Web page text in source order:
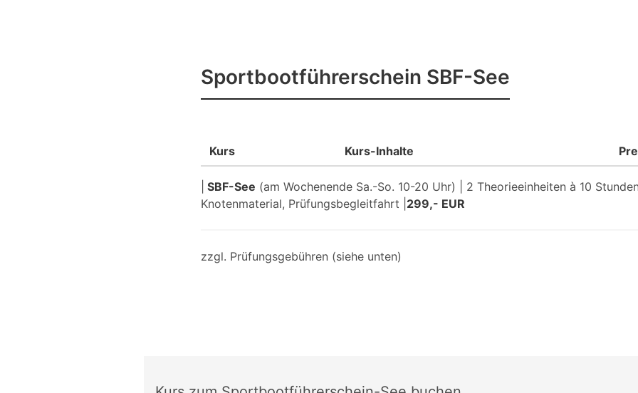
Sportbootführerschein SBF-See
Kurs Kurs-Inhalte
SBF-See (am Wochenende Sa.-So. 10-20 Uhr) | 2 Theorieeinheiten à 10
Knotenmaterial, Prüfungsbegleitfahrt | 299,- EUR
zzgl. Prüfungsgebühren (siehe unten)